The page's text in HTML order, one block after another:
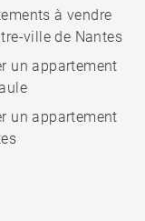
à vendre
ville de Nantes
un appartement
un appartement